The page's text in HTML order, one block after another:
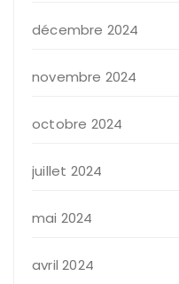
décembre 2024
novembre 2024
octobre 2024
juillet 2024
mai 2024
avril 2024